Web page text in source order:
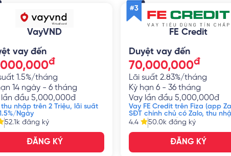
VayVND
vay đến
đ
1.5%/tháng
14 ngày - 6 tháng
lần đầu 5,000,000đ
nhập trên 2 Triệu, lãi suất
Ngày
52.1k đăng ký
ĐĂNG KÝ
FE Credit
Duyệt vay đến
70,000,000đ
Lãi suất 2.83%/tháng
Kỳ hạn 6 - 36 tháng
Vay lần đầu 5,000,000đ
Vay FE Credit trên Fiza (app
SĐT chính chủ có Zalo, thu
7 triệu, CMND/CCCD
4.4 50.0k đăng ký
ĐĂNG KÝ